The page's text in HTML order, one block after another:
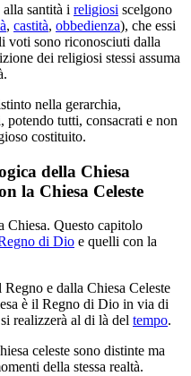
santità i religiosi scelgono
, castità, obbedienza), che essi
voti sono riconosciuti dalla
dei religiosi stessi assuma
nella gerarchia,
tutti, consacrati e non
costituito.
della Chiesa
la Chiesa Celeste
Chiesa. Questo capitolo
di Dio e quelli con la
Regno e dalla Chiesa Celeste
è il Regno di Dio in via di
realizzerà al di là del tempo.
celeste sono distinte ma
della stessa realtà.